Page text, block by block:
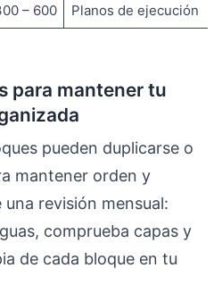
– 600 Planos de ejecución
para mantener tu
pueden duplicarse o
mantener orden y
revisión mensual:
comprueba capas y
de cada bloque en tu